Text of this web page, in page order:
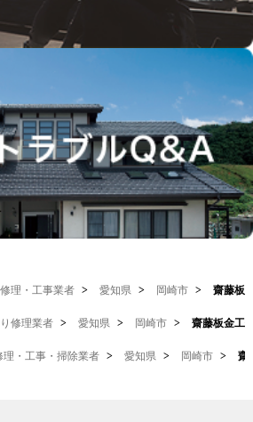
理・工事業者 > 愛知県 > 岡崎市 > 齋藤板
修理業者 > 愛知県 > 岡崎市 > 齋藤板金工
理・工事・掃除業者 > 愛知県 > 岡崎市 > 齋